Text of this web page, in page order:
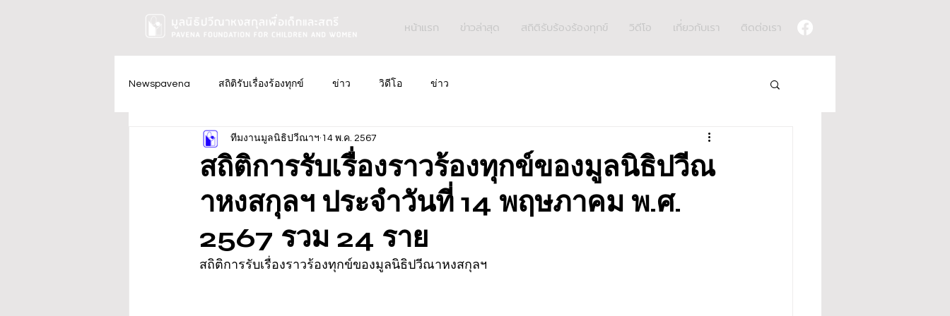
หน้าแรก ข่าวล่าสุด สถิติรับร้องร้องทุกข์ วิดีโอ เกี่ยวกับเรา ติดต่อเรา
Newspavena สถิติรับเรื่องร้องทุกข์ ข่าว วิดีโอ ข่าว
สถิติการรับเรื่องราวร้องทุกข์ของมูลนิธิปวีณ
าหงสกุลฯ ประจำวันที่ 14 พฤษภาคม พ.ศ.
2567 รวม 24 ราย
ทีมงานมูลนิธิปวีณาฯ 14 พ.ค. 2567
สถิติการรับเรื่องราวร้องทุกข์ของมูลนิธิปวีณาหงสกุลฯ